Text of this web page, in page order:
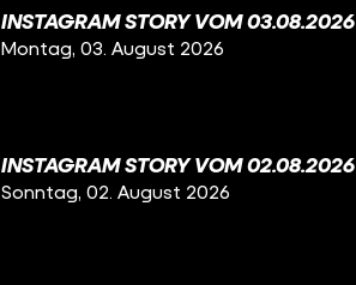
INSTAGRAM STORY VOM 03.08.2026
Montag, 03. August 2026
INSTAGRAM STORY VOM 02.08.2026
Sonntag, 02. August 2026